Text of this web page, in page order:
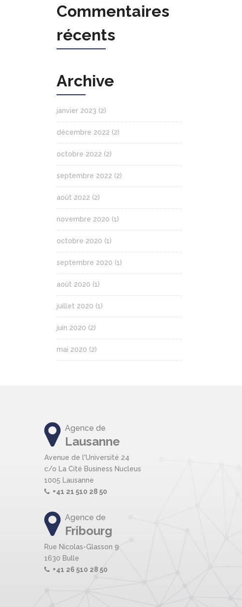
Commentaires
récents
Archive
janvier 2023 (2)
décembre 2022 (2)
octobre 2022 (2)
septembre 2022 (2)
août 2022 (2)
novembre 2020 (1)
octobre 2020 (1)
septembre 2020 (1)
août 2020 (1)
juillet 2020 (1)
juin 2020 (2)
mai 2020 (2)
Agence de
Lausanne
Avenue de l'Université 24
c/o La Cité Business Nucleus
1005 Lausanne
+41 21 510 28 50
Agence de
Fribourg
Rue Nicolas-Glasson 9
1630 Bulle
+41 26 510 28 50